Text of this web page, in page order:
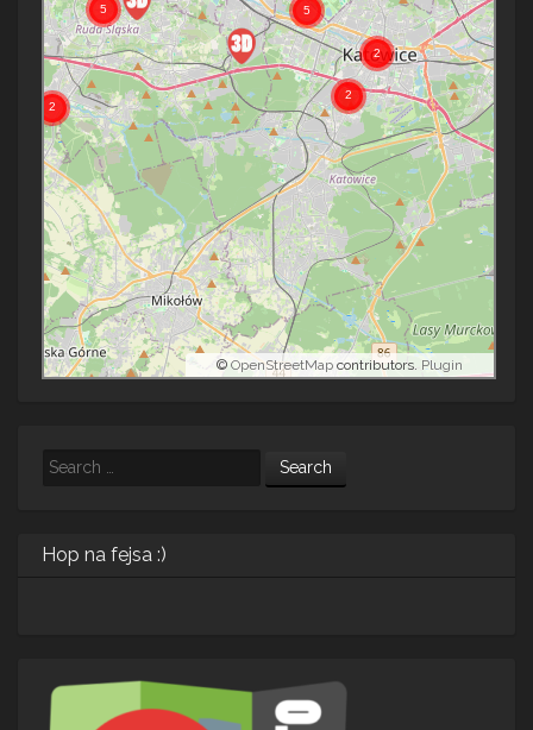
© OpenStreetMap contributors. Plugin
Search
Hop na fejsa :)